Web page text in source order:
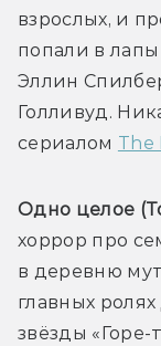
взрослых, и
попали в
Эллин
Голливуд.
сериалом The
Одно целое
хоррор про
в деревню
главных
звёзды «Горе-